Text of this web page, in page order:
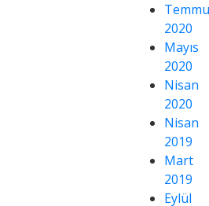
2020
Mayıs
2020
Nisan
2020
Nisan
2019
Mart
2019
Eylül